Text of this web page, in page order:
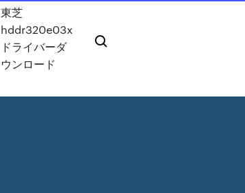
東芝
hddr320e03x
ドライバーダ
ウンロード